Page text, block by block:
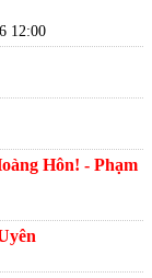
12:00
Hôn! - Phạm